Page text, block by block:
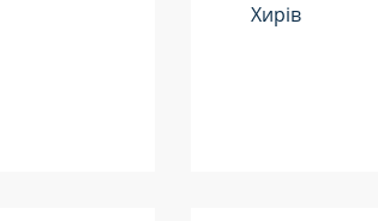
Хирів